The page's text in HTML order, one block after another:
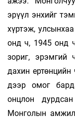
эрүүл энхийг
хүртэж,
онд ч, 1945 онд
зориг, эрэмгий
дахин ертөнцийн
дээр омог
онцлон
Монголын